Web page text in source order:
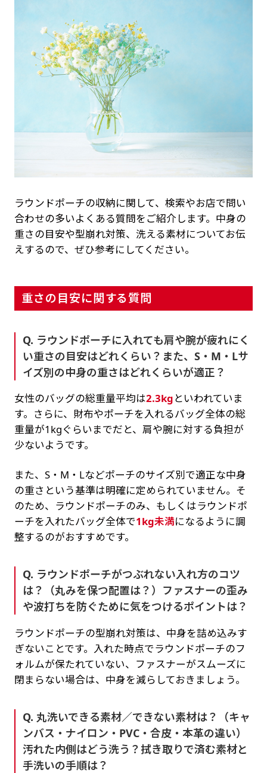
ラウンドポーチの収納に関して、検索やお店で問い
合わせの多いよくある質問をご紹介します。中身の
重さの目安や型崩れ対策、洗える素材についてお伝
えするので、ぜひ参考にしてください。
重さの目安に関する質問
Q. ラウンドポーチに入れても肩や腕が疲れにく
い重さの目安はどれくらい？また、S・M・Lサ
イズ別の中身の重さはどれくらいが適正？
女性のバッグの総重量平均は2.3kgといわれていま
す。さらに、財布やポーチを入れるバッグ全体の総
重量が1kgぐらいまでだと、肩や腕に対する負担が
少ないようです。
また、S・M・Lなどポーチのサイズ別で適正な中身
の重さという基準は明確に定められていません。そ
のため、ラウンドポーチのみ、もしくはラウンドポ
ーチを入れたバッグ全体で1kg未満になるように調
整するのがおすすめです。
Q. ラウンドポーチがつぶれない入れ方のコツ
は？（丸みを保つ配置は？）ファスナーの歪み
や波打ちを防ぐために気をつけるポイントは？
ラウンドポーチの型崩れ対策は、中身を詰め込みす
ぎないことです。入れた時点でラウンドポーチのフ
ォルムが保たれていない、ファスナーがスムーズに
閉まらない場合は、中身を減らしておきましょう。
Q. 丸洗いできる素材／できない素材は？（キャ
ンバス・ナイロン・PVC・合皮・本革の違い）
汚れた内側はどう洗う？拭き取りで済む素材と
手洗いの手順は？